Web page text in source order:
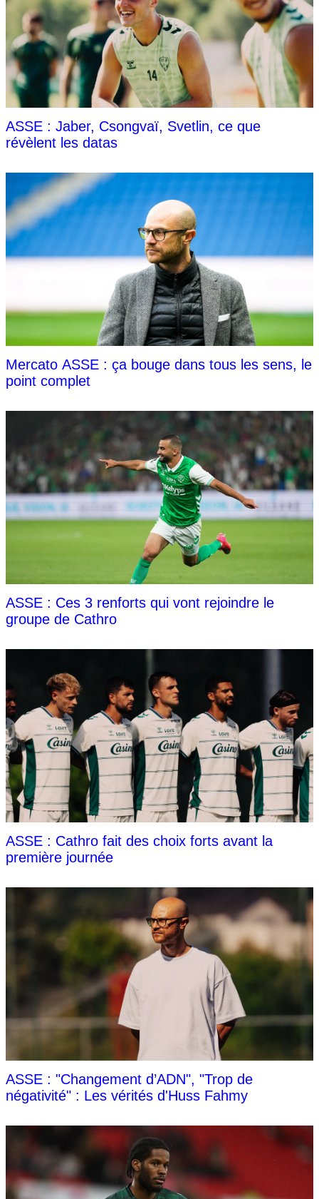
ASSE : Jaber, Csongvaï, Svetlin, ce que
révèlent les datas
Mercato ASSE : ça bouge dans tous les sens, le
point complet
ASSE : Ces 3 renforts qui vont rejoindre le
groupe de Cathro
ASSE : Cathro fait des choix forts avant la
première journée
ASSE : "Changement d’ADN", "Trop de
négativité" : Les vérités d'Huss Fahmy